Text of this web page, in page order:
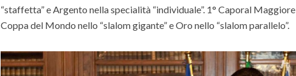
“staffetta” e Argento nella specialità “individuale”. 1° Caporal Maggiore
Coppa del Mondo nello “slalom gigante” e Oro nello “slalom parallelo”.